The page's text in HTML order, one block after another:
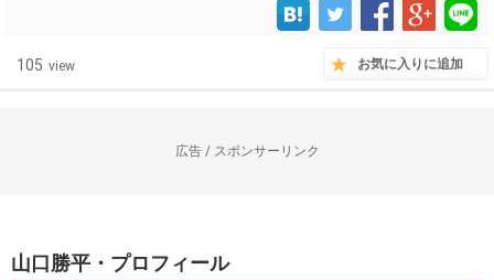
105 view お気に入りに追加
広告 / スポンサーリンク
山口勝平・プロフィール